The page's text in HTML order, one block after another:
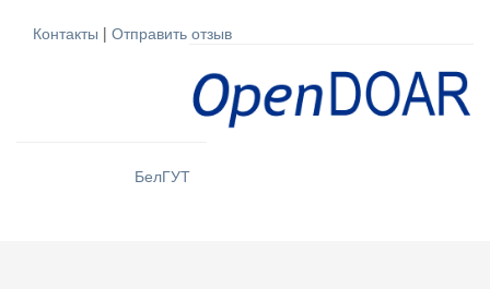
Контакты | Отправить отзыв
БелГУТ